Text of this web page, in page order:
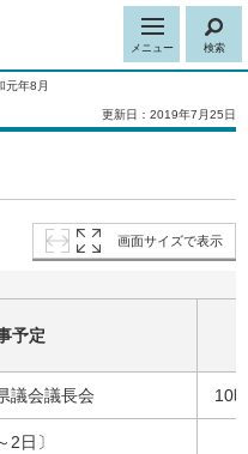
メニュー 検索
元年8月
更新日：2019年7月25日
画面サイズで表示
予定
議会議長会 10
日〕